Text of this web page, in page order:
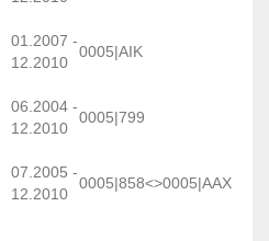
01.2007 -
12.2010
0005|AIK
06.2004 -
12.2010
0005|799
07.2005 -
12.2010
0005|858<>0005|AAX